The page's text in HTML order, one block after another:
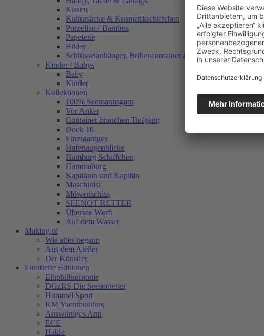
Kissen
Kultursäcke & Kosmetikschiffchen
Porzellan / Bambus
Papeterie
Bilder
Schlüsselanhänger, Brillencontainer & mehr
Kinder / Babys
Baby
Kinder
Kollektionen
100% Seemannsgarn
Vor Anker
Container brauchen Tiefgang
Dock 10
Einzigartiges
Hafenaugen­blicke
Hamburg Schiffchen
Hammaburg
Kapitänin und Kapitän
Maschinist
Möwenschiss
SEENOT RETTER
Übersee Werft
Auf dem Wasser
Making of
Wie alles begann
Aus dem Atelier
Der Künstler
Limitierte Editionen
Elbphilharmonie
DGzRS Die Seenotretter
Hummel Sport
KM Yachtbuilders
Auswärtiges Amt
ECE
Hakle